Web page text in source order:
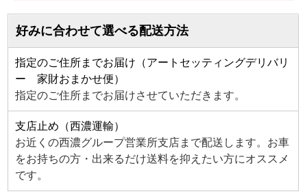
好みに合わせて選べる配送方法
指定のご住所までお届け（アートセッティングデリバリ
ー 家財おまかせ便）
指定のご住所までお届けさせていただきます。
支店止め（西濃運輸）
お近くの西濃グループ営業所支店まで配送します。お車
をお持ちの方・出来るだけ送料を抑えたい方にオススメ
です。